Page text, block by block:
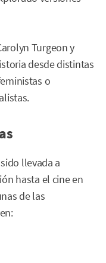
Turgeon y
desde distintas
o
llevada a
hasta el cine en
de las